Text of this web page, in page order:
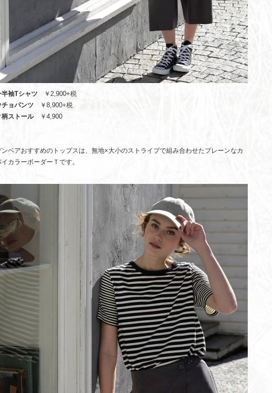
袖Tシャツ ￥2,900+税
ョパンツ ￥8,900+税
ストール￥4,900
ンベアおすすめのトップスは、無地×大小のストライプで組み合わせたプレーンなカ
カラーボーダーＴです。